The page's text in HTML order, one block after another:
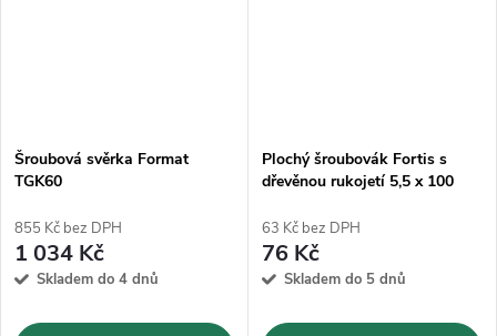
Šroubová svěrka Format
TGK60
855 Kč bez DPH
1 034 Kč
Skladem do 4 dnů
Plochý šroubovák Fortis s
dřevěnou rukojetí 5,5 x 100
63 Kč bez DPH
76 Kč
Skladem do 5 dnů